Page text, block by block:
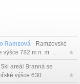
Ramzová - Ramzovské
výšce 782 m n. m. ...
★
areál Branná se
výšce 630 ...
★